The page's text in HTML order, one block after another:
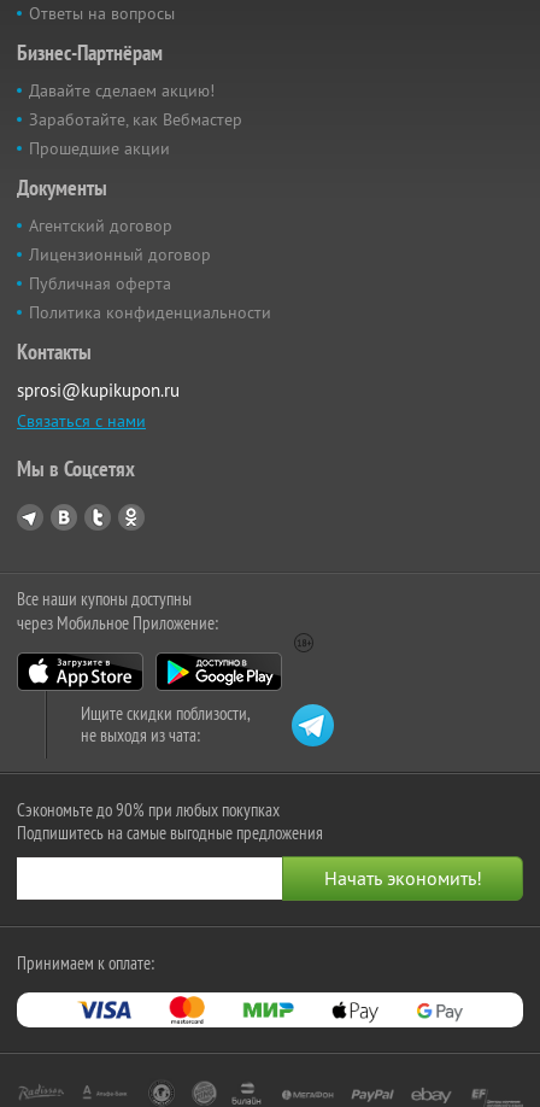
Ответы на вопросы
Бизнес-Партнёрам
Давайте сделаем акцию!
Заработайте, как Вебмастер
Прошедшие акции
Документы
Агентский договор
Лицензионный договор
Публичная оферта
Политика конфиденциальности
Контакты
sprosi@kupikupon.ru
Связаться с нами
Мы в Соцсетях
Все наши купоны доступны
через Мобильное Приложение:
Ищите скидки поблизости,
не выходя из чата:
Сэкономьте до 90% при любых покупках
Подпишитесь на самые выгодные предложения
Принимаем к оплате: